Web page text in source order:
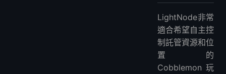
LightNode非常
適合希望自主控
制託管資源和位
置的
Cobblemon玩